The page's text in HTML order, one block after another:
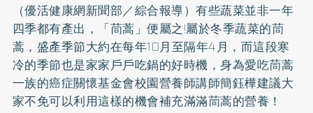
（優活健康網新聞部／綜合報導）有些蔬菜並非一年
四季都有產出，「茼蒿」便屬之!屬於冬季蔬菜的茼
蒿，盛產季節大約在每年10月至隔年4月，而這段寒
冷的季節也是家家戶戶吃鍋的好時機，身為愛吃茼蒿
一族的癌症關懷基金會校園營養師講師簡鈺樺建議大
家不免可以利用這樣的機會補充滿滿茼蒿的營養！